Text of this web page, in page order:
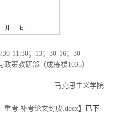
11:30；13：30-16：30
策教研部（成栋楼1035）
马克思主义学院
重考 补考论文封皮.docx】已下